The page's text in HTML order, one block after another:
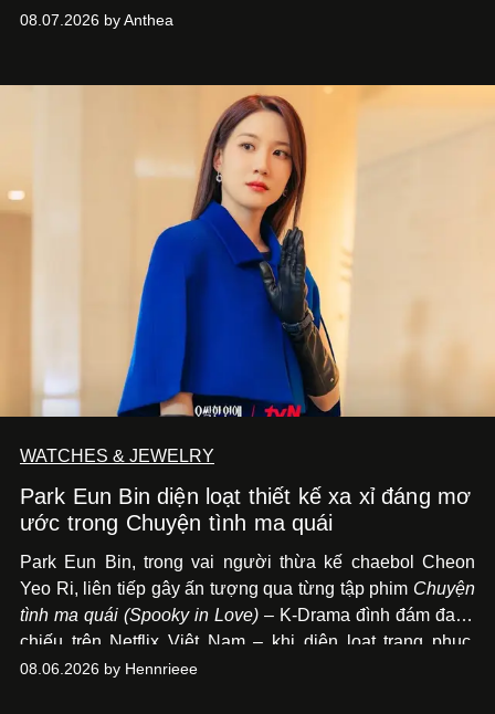
hoa cao cấp 1957.
08.07.2026 by Anthea
WATCHES & JEWELRY
Park Eun Bin diện loạt thiết kế xa xỉ đáng mơ
ước trong Chuyện tình ma quái
Park Eun Bin, trong vai người thừa kế chaebol Cheon
Yeo Ri, liên tiếp gây ấn tượng qua từng tập phim Chuyện
tình ma quái (Spooky in Love) – K-Drama đình đám đang
chiếu trên Netflix Việt Nam – khi diện loạt trang phục,
đồng hồ & trang sức xa xỉ tương xứng với địa vị trên màn
08.06.2026 by Hennrieee